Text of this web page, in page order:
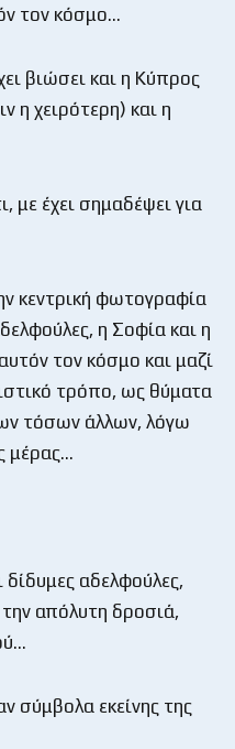
τον κόσμο…
βιώσει και η Κύπρος
η χειρότερη) και η
έχει σημαδέψει για
κεντρική φωτογραφία
η Σοφία και η
τον κόσμο και μαζί
τρόπο, ως θύματα
τόσων άλλων, λόγω
μέρας…
αδελφούλες,
απόλυτη δροσιά,
σύμβολα εκείνης της